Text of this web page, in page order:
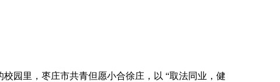
园里，枣庄市共青但愿小合徐庄，以 “取法同业，健